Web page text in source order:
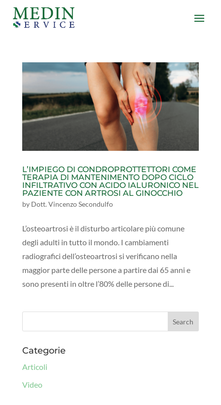
L’IMPIEGO DI CONDROPROTTETTORI COME
TERAPIA DI MANTENIMENTO DOPO CICLO
INFILTRATIVO CON ACIDO IALURONICO NEL
PAZIENTE CON ARTROSI AL GINOCCHIO
by Dott. Vincenzo Secondulfo
L’osteoartrosi è il disturbo articolare più comune
degli adulti in tutto il mondo. I cambiamenti
radiografici dell’osteoartrosi si verificano nella
maggior parte delle persone a partire dai 65 anni e
sono presenti in oltre l’80% delle persone di...
Categorie
Articoli
Video